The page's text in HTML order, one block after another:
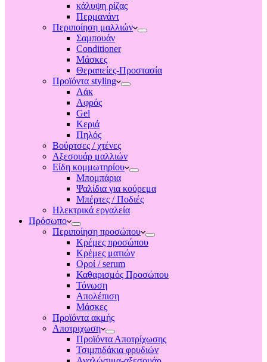
κάλυψη ρίζας
Περμανάντ
Περιποίηση μαλλιών
Σαμπουάν
Conditioner
Μάσκες
Θεραπείες-Προστασία
Προϊόντα styling
Λάκ
Αφρός
Gel
Κεριά
Πηλός
Βούρτσες / χτένες
Αξεσουάρ μαλλιών
Είδη κομμωτηρίου
Μπομπάρια
Ψαλίδια για κούρεμα
Μπέρτες / Ποδιές
Ηλεκτρικά εργαλεία
Πρόσωπο
Περιποίηση προσώπου
Κρέμες προσώπου
Κρέμες ματιών
Οροί / serum
Καθαρισμός Προσώπου
Τόνωση
Απολέπιση
Μάσκες
Προϊόντα ακμής
Αποτριχωση
Προϊόντα Αποτρίχωσης
Τσιμπιδάκια φρυδιών